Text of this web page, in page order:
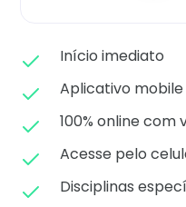
Início imediato
Aplicativo
100% online com
Acesse pelo
Disciplinas